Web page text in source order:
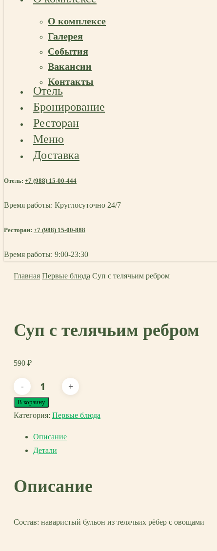
О комплексе
Галерея
События
Вакансии
Контакты
Отель
Бронирование
Ресторан
Меню
Доставка
Отель: +7 (988) 15-00-444
Время работы: Круглосуточно 24/7
Ресторан: +7 (988) 15-00-888
Время работы: 9:00-23:30
Главная Первые блюда Суп с телячьим ребром
Суп с телячьим ребром
590 ₽
Количество
товара
телячьим
ребром
В корзину
Категория: Первые блюда
Описание
Детали
Описание
Состав: наваристый бульон из телячьих рёбер с овощами